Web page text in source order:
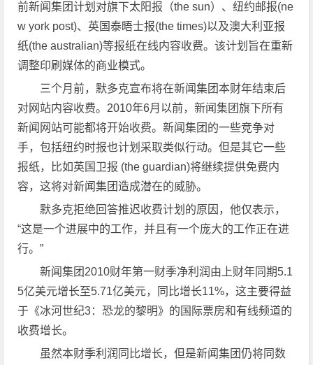
前新闻集团计划对旗下太阳报（the sun）、纽约邮报(ne
w york post)、英国泰晤士报(the times)以及澳大利亚报
纸(the australian)等报纸在线内容收费。该计划旨在重新
调整印刷媒体的商业模式。
三个月前，默多克宣布将在新闻集团本财年结束后
对网站内容收费。2010年6月以前，新闻集团旗下所有
新闻网站可能都将开始收费。新闻集团的一些竞争对
手，包括纽约时报也计划采取类似行动。但是其它一些
报纸，比如英国卫报 (the guardian)将继续提供免费内
容，这将对新闻集团造成潜在的威胁。
默多克拒绝回答推迟收费计划的原因，他仅表示，
“这是一个进展中的工作，并且有一个庞大的工作正在进
行。”
新闻集团2010财年第一财季净利润由上财年同期5.1
5亿美元增长至5.71亿美元，同比增长11%，这主要得益
于《冰河世纪3：恐龙的黎明》的国际票房和有线频道的
收费增长。
虽然本财季利润同比增长，但是新闻集团仍将同数